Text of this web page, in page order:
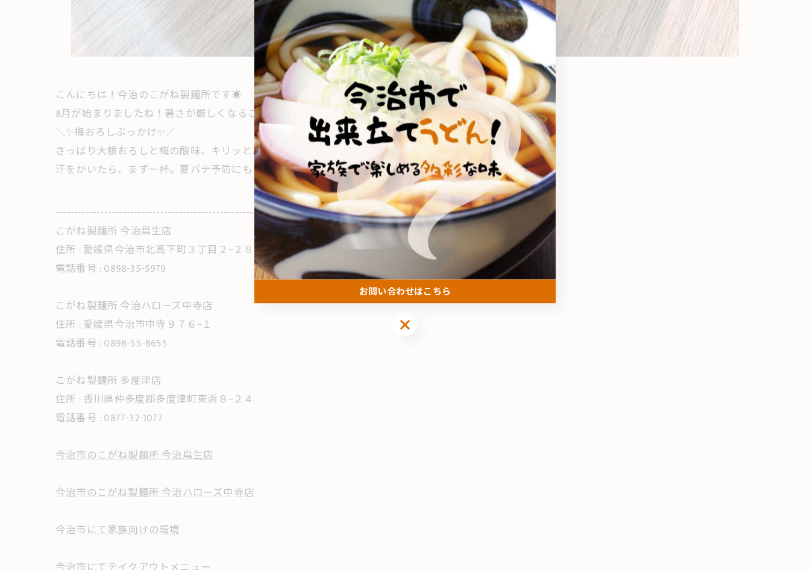
こんにちは！今治のこがね製麺所です☀️
8月が始まりましたね！暑さが厳しくなるこの時期、ぴったりなのが
＼✨梅おろしぶっかけ✨／
さっぱり大根おろしと梅の酸味、キリッと冷たい麺が最高のコンビです。
汗をかいたら、まず一杯。夏バテ予防にもおすすめですよ🌿
----------------------------------------------------------------------
こがね製麺所 今治鳥生店
住所 : 愛媛県今治市北高下町３丁目２−２８
電話番号 : 0898-35-5979
こがね製麺所 今治ハローズ中寺店
住所 : 愛媛県今治市中寺９７６−１
電話番号 : 0898-55-8655
こがね製麺所 多度津店
住所 : 香川県仲多度郡多度津町東浜８−２４
電話番号 : 0877-32-1077
今治市のこがね製麺所 今治鳥生店
今治市のこがね製麺所 今治ハローズ中寺店
今治市にて家族向けの環境
お問い合わせはこちら
お問い合わせはこちら